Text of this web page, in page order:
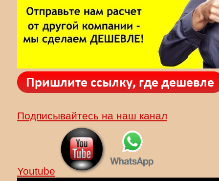
Подписывайтесь на наш канал
Youtube